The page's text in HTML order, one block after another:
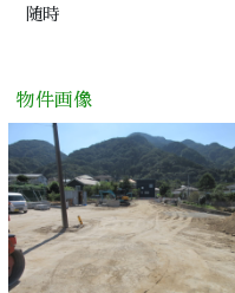
随時
物件画像